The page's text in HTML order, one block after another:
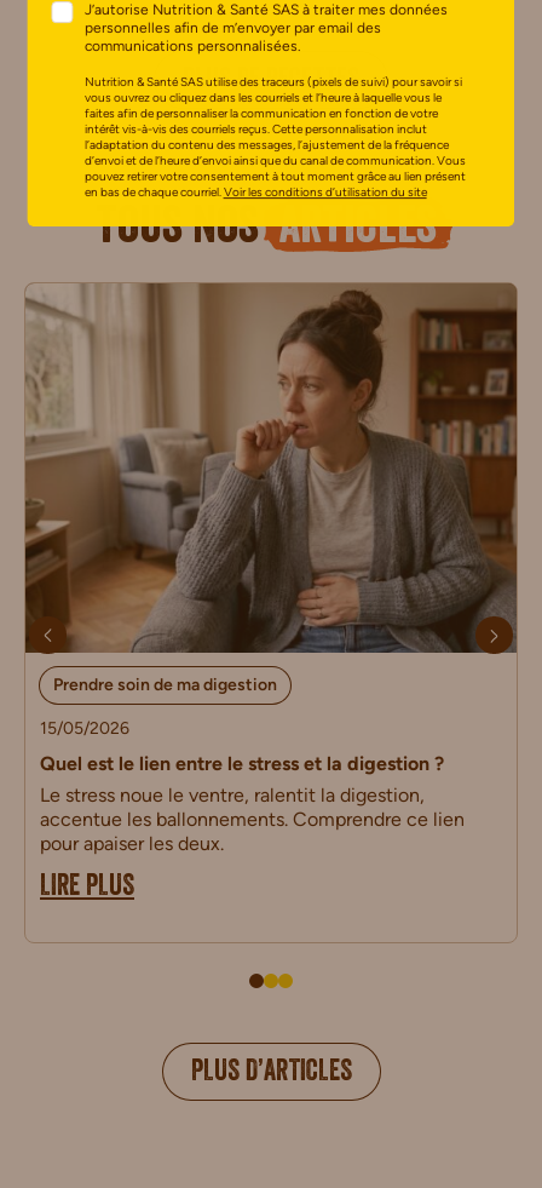
PLUS DE RECETTES
Tous nosarticles
Prendre soin de ma digestion
15/05/2026
Quel est le lien entre le stress et la digestion ?
Le stress noue le ventre, ralentit la digestion,
accentue les ballonnements. Comprendre ce lien
pour apaiser les deux.
LIRE PLUS
PLUS D’ARTICLES
J’autorise Nutrition & Santé SAS à traiter mes données
personnelles afin de m’envoyer par email des
communications personnalisées.
Nutrition & Santé SAS utilise des traceurs (pixels de suivi) pour savoir si
vous ouvrez ou cliquez dans les courriels et l’heure à laquelle vous le
faites afin de personnaliser la communication en fonction de votre
intérêt vis-à-vis des courriels reçus. Cette personnalisation inclut
l’adaptation du contenu des messages, l’ajustement de la fréquence
d’envoi et de l’heure d’envoi ainsi que du canal de communication. Vous
pouvez retirer votre consentement à tout moment grâce au lien présent
en bas de chaque courriel.Voir les conditions d’utilisation du site